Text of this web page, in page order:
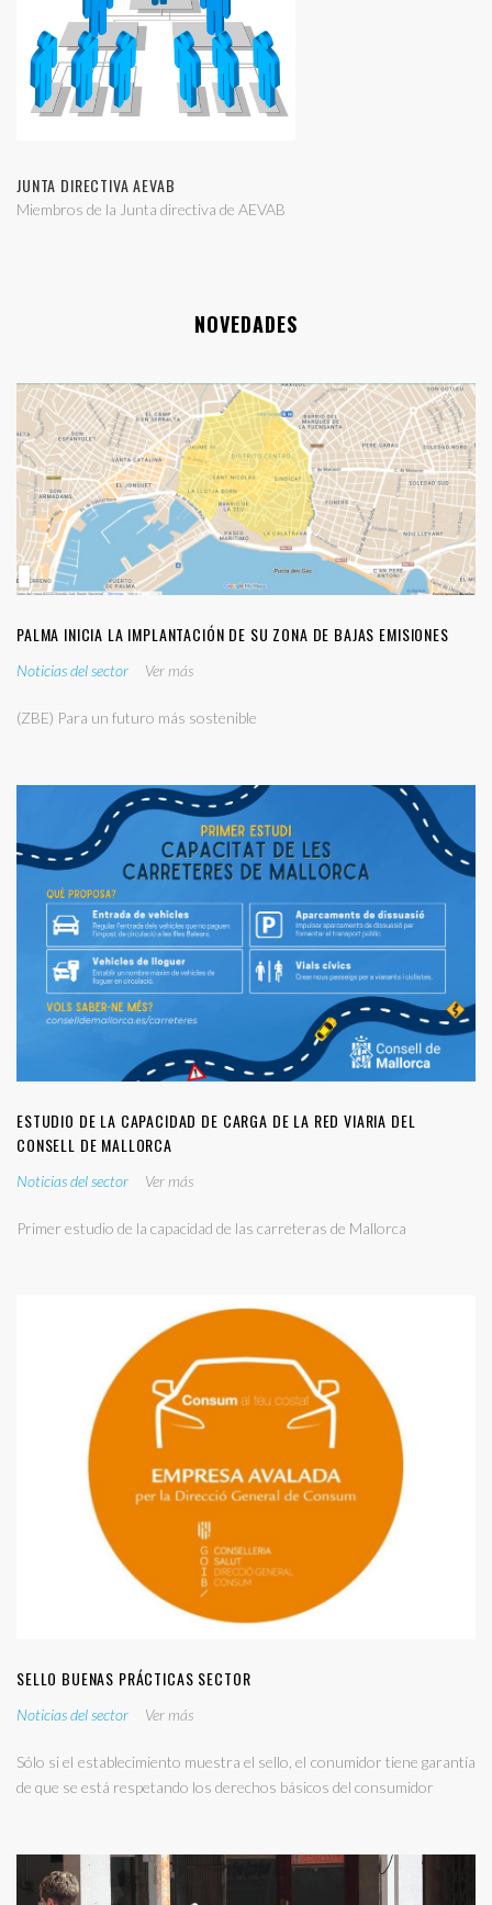
JUNTA DIRECTIVA AEVAB
Miembros de la Junta directiva de AEVAB
NOVEDADES
PALMA INICIA LA IMPLANTACIÓN DE SU ZONA DE BAJAS EMISIONES
Noticias del sector Ver más
(ZBE) Para un futuro más sostenible
ESTUDIO DE LA CAPACIDAD DE CARGA DE LA RED VIARIA DEL
CONSELL DE MALLORCA
Noticias del sector Ver más
Primer estudio de la capacidad de las carreteras de Mallorca
SELLO BUENAS PRÁCTICAS SECTOR
Noticias del sector Ver más
Sólo si el establecimiento muestra el sello, el conumidor tiene garantía
de que se está respetando los derechos básicos del consumidor